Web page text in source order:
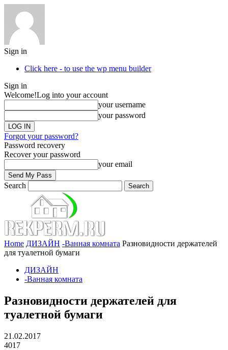
Sign in
Click here - to use the wp menu builder
Sign in
Welcome!Log into your account
your username
your password
Forgot your password?
Password recovery
Recover your password
your email
Search
Home ДИЗАЙН -Ванная комната Разновидности держателей
для туалетной бумаги
ДИЗАЙН
-Ванная комната
Разновидности держателей для
туалетной бумаги
21.02.2017
4017